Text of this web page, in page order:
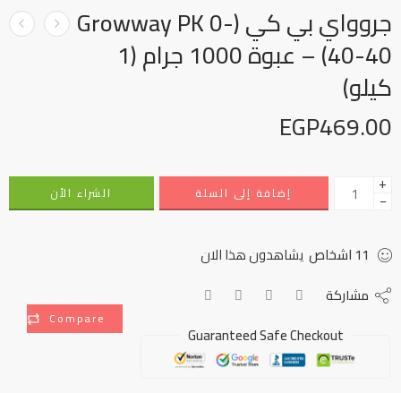
جروواي بي كي (Growway PK 0-
40-40) – عبوة 1000 جرام (1
كيلو)
EGP469.00
+
− إضافة إلى السلة الشراء الأن
11اشخاص يشاهدون هذا الان
Compare
مشاركة
Guaranteed Safe Checkout